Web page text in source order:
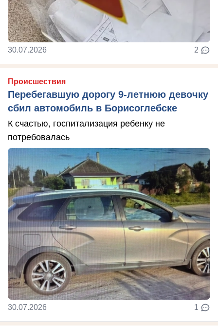
30.07.2026 2
Происшествия
Перебегавшую дорогу 9-летнюю девочку
сбил автомобиль в Борисоглебске
К счастью, госпитализация ребенку не
потребовалась
30.07.2026 1